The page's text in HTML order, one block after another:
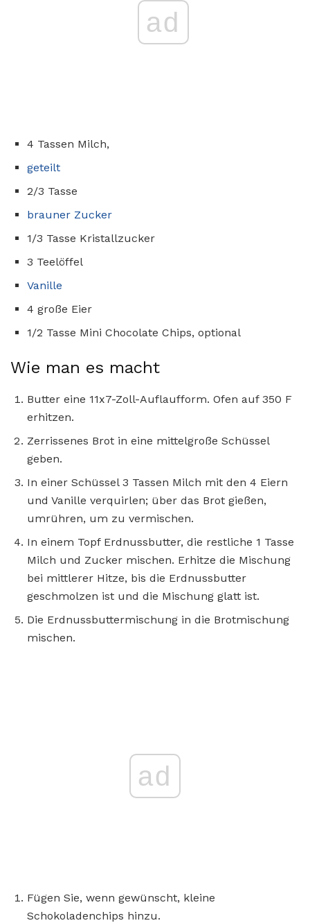
ad
4 Tassen Milch,
geteilt
2/3 Tasse
brauner Zucker
1/3 Tasse Kristallzucker
3 Teelöffel
Vanille
4 große Eier
1/2 Tasse Mini Chocolate Chips, optional
Wie man es macht
Butter eine 11x7-Zoll-Auflaufform. Ofen auf 350 F
erhitzen.
Zerrissenes Brot in eine mittelgroße Schüssel
geben.
In einer Schüssel 3 Tassen Milch mit den 4 Eiern
und Vanille verquirlen; über das Brot gießen,
umrühren, um zu vermischen.
In einem Topf Erdnussbutter, die restliche 1 Tasse
Milch und Zucker mischen. Erhitze die Mischung
bei mittlerer Hitze, bis die Erdnussbutter
geschmolzen ist und die Mischung glatt ist.
Die Erdnussbuttermischung in die Brotmischung
mischen.
ad
Fügen Sie, wenn gewünscht, kleine
Schokoladenchips hinzu.